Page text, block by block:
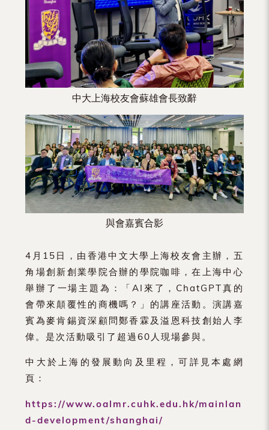
區）
中大上海校友會蘇雄會長致辭
與會嘉賓合影
4月15日，由香港中文大學上海校友會主辦，五
角場創新創業學院合辦的學院咖啡，在上海中心
舉辦了一場主題為：「AI來了，ChatGPT真的
會帶來顛覆性的商機嗎？」的講座活動。演講嘉
賓為麥肯錫資深顧問鄭香霖及溢恩科技創始人李
偉。是次活動吸引了超過60人現場參與。
中大於上海的發展動向及里程，可詳見本處網
頁：
https://www.oalmr.cuhk.edu.hk/mainlan
d-development/shanghai/